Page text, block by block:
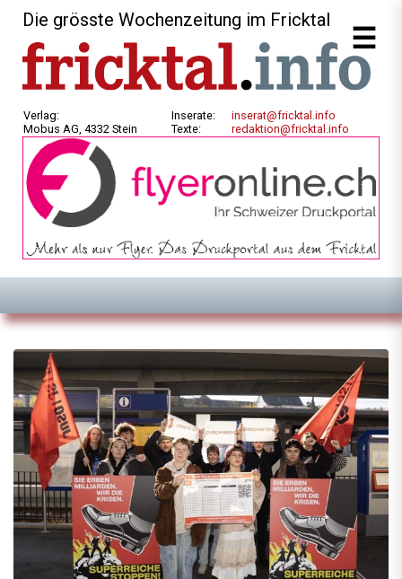
Die grösste Wochenzeitung im Fricktal
Verlag:
Mobus AG, 4332 Stein
Inserate:
Texte:
inserat@fricktal.info
redaktion@fricktal.info